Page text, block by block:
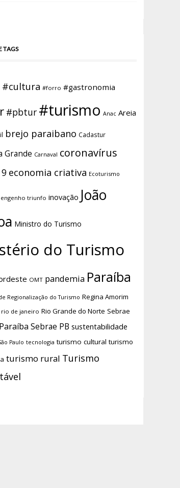
TAGS
#cultura #forro #gastronomia
#pbtur #turismo Anac Areia
brejo paraibano Cadastur
Grande Carnaval coronavírus
economia criativa Ecoturismo
engenho triunfo inovação João
Ministro do Turismo
do Turismo
OMT pandemia Paraíba
Regionalização do Turismo Regina Amorim
rio de janeiro Rio Grande do Norte Sebrae
Sebrae PB sustentabilidade
Paulo tecnologia turismo cultural turismo
turismo rural Turismo